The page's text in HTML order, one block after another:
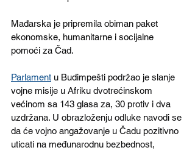
Mađarska je pripremila obiman paket
ekonomske, humanitarne i socijalne
pomoći za Čad.
Parlament u Budimpešti podržao je slanje
vojne misije u Afriku dvotrećinskom
većinom sa 143 glasa za, 30 protiv i dva
uzdržana. U obrazloženju odluke navodi se
da će vojno angažovanje u Čadu pozitivno
uticati na međunarodnu bezbednost,